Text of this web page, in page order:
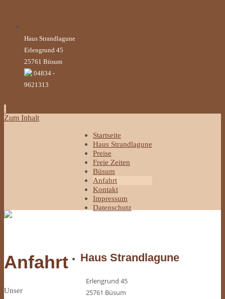
Haus Strandlagune
Erlengrund 45
25761 Büsum
04834 -
9621313
Zum Inhalt
Startseite
Haus Strandlagune
Preise
Freie Zeiten
Büsum
Anfahrt
Kontakt
Impressum
Datenschutz
Anfahrt
Unser
Haus Strandlagune
Erlengrund 45
25761 Büsum